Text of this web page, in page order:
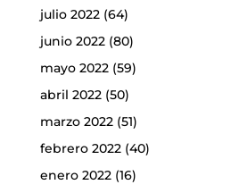
julio 2022(64)
junio 2022(80)
mayo 2022(59)
abril 2022(50)
marzo 2022(51)
febrero 2022(40)
enero 2022(16)